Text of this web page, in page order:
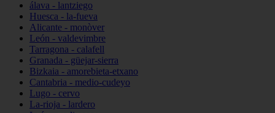
álava - lantziego
Huesca - la-fueva
Alicante - monòver
León - valdevimbre
Tarragona - calafell
Granada - güejar-sierra
Bizkaia - amorebieta-etxano
Cantabria - medio-cudeyo
Lugo - cervo
La-rioja - lardero